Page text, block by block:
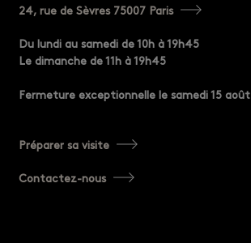
24, rue de Sèvres 75007 Paris
Du lundi au samedi de 10h à 19h45
Le dimanche de 11h à 19h45
Fermeture exceptionnelle le samedi 15 août
Préparer sa visite
Contactez-nous